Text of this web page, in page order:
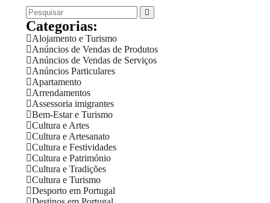
Categorias:
Alojamento e Turismo
Anúncios de Vendas de Produtos
Anúncios de Vendas de Serviços
Anúncios Particulares
Apartamento
Arrendamentos
Assessoria imigrantes
Bem-Estar e Turismo
Cultura e Artes
Cultura e Artesanato
Cultura e Festividades
Cultura e Património
Cultura e Tradições
Cultura e Turismo
Desporto em Portugal